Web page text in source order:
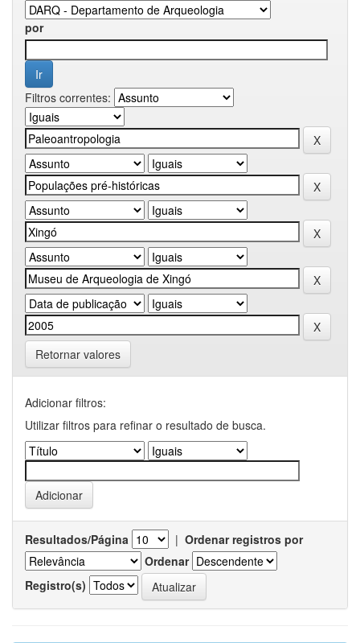
por
Filtros correntes:
Retornar valores
Adicionar filtros:
Utilizar filtros para refinar o resultado de busca.
Resultados/Página | Ordenar registros por
Ordenar
Registro(s)